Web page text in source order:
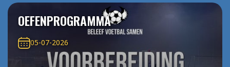
OEFENPROGRAMMA
05-07-2026